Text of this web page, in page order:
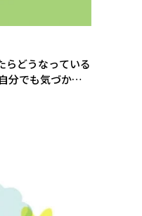
らどうなっている
分でも気づかな
わかる